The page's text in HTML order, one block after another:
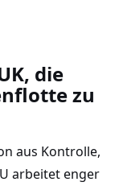
die
zu
aus Kontrolle,
arbeitet enger